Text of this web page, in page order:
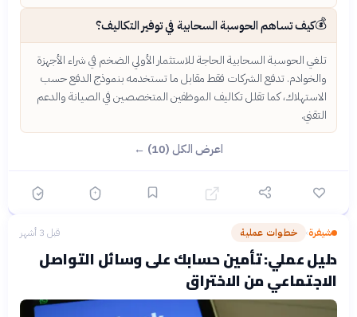
💰كيف تساهم الحوسبة السحابية في توفير التكاليف؟
تلغي الحوسبة السحابية الحاجة للاستثمار الأولي الضخم في شراء الأجهزة
والخوادم. تدفع الشركات فقط مقابل ما تستخدمه بنموذج الدفع حسب
الاستهلاك، كما تقلل تكاليف الموظفين المتخصصين في الصيانة والدعم
التقني.
اعرض الكل (10) ←
شيفرة› خطوات عملية قبل 3 أشهر
دليل عملي: تأمين حسابك على وسائل التواصل
الاجتماعي من الاختراق